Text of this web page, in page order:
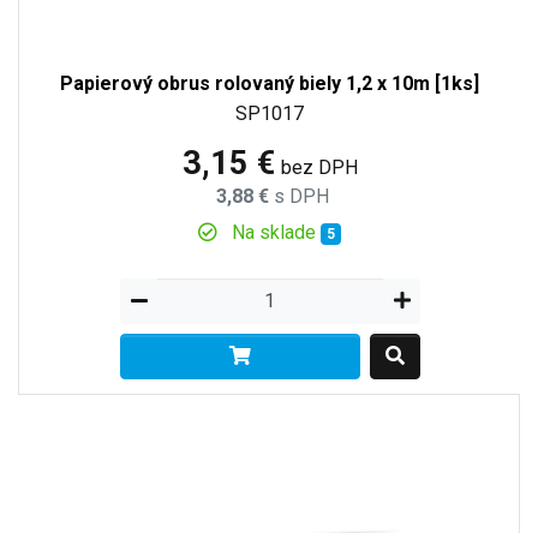
Papierový obrus rolovaný biely 1,2 x 10m [1ks]
SP1017
3,15 € bez DPH
3,88 € s DPH
Na sklade 5